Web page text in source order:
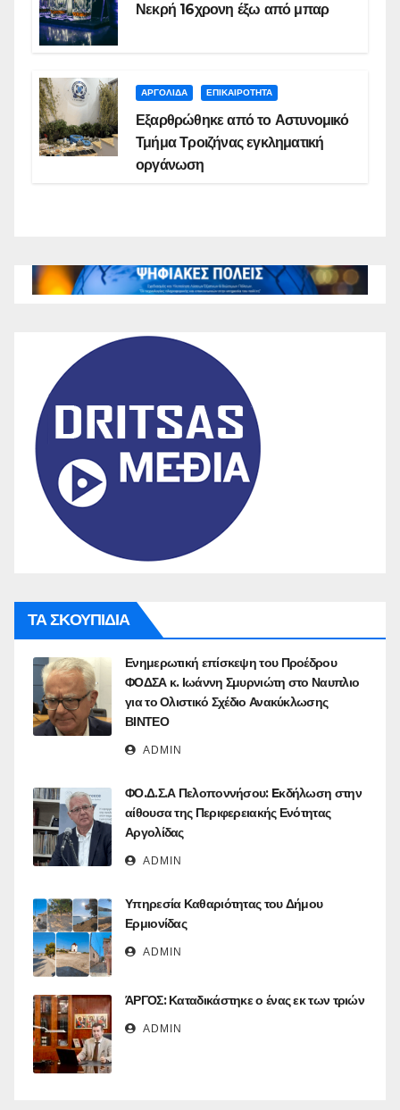
Νεκρή 16χρονη έξω από μπαρ
ΑΡΓΟΛΙΔΑ ΕΠΙΚΑΙΡΟΤΗΤΑ
Εξαρθρώθηκε από το Αστυνομικό
Τμήμα Τροιζήνας εγκληματική
οργάνωση
ΤΑ ΣΚΟΥΠΙΔΙΑ
Ενημερωτική επίσκεψη του Προέδρου
ΦΟΔΣΑ κ. Ιωάννη Σμυρνιώτη στο Ναυπλιο
για το Ολιστικό Σχέδιο Ανακύκλωσης
ΒΙΝΤΕΟ
ADMIN
ΦΟ.Δ.Σ.Α Πελοποννήσου: Eκδήλωση στην
αίθουσα της Περιφερειακής Ενότητας
Αργολίδας
ADMIN
Υπηρεσία Καθαριότητας του Δήμου
Ερμιονίδας
ADMIN
ΆΡΓΟΣ: Καταδικάστηκε ο ένας εκ των τριών
ADMIN